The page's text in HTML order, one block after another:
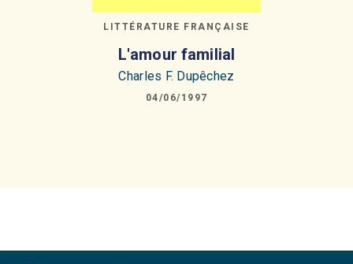
LITTÉRATURE FRANÇAISE
L'amour familial
Charles F. Dupêchez
04/06/1997